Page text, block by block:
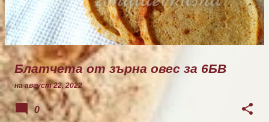
Блатчета от зърна овес за 6БВ
наавгуст 22, 2022
0